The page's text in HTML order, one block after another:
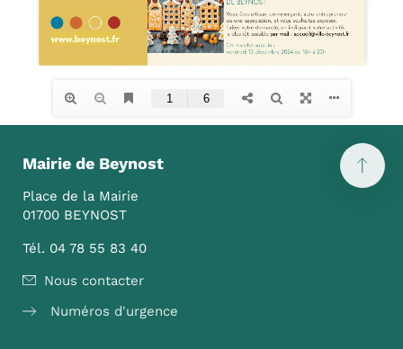
Mairie de Beynost
Place de la Mairie
01700 BEYNOST
Tél. 04 78 55 83 40
Nous contacter
Numéros d'urgence